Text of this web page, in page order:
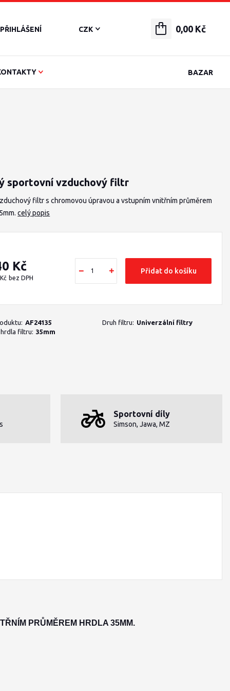
BAZAR
CZK
PŘIHLÁŠENÍ 0,00 Kč
sportovní vzduchový filtr
filtr s chromovou úpravou a vstupním vnitřním průměrem
celý popis
Kč
bez DPH
Přidat do košíku
AF24135 Druh filtru: Univerzální filtry
filtru: 35mm
Sportovní díly
Simson, Jawa, MZ
PRŮMĚREM HRDLA 35MM.